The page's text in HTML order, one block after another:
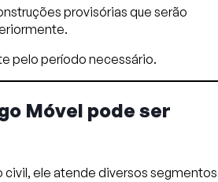
provisórias que serão
pelo período necessário.
Móvel pode ser
civil, ele atende diversos